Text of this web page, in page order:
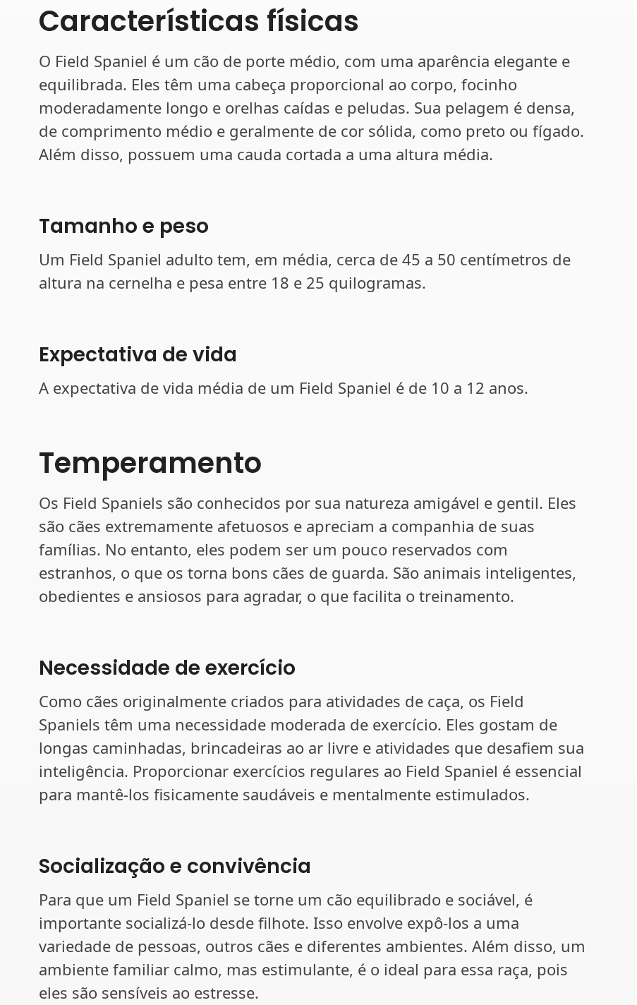
Características físicas
O Field Spaniel é um cão de porte médio, com uma aparência elegante e
equilibrada. Eles têm uma cabeça proporcional ao corpo, focinho
moderadamente longo e orelhas caídas e peludas. Sua pelagem é densa,
de comprimento médio e geralmente de cor sólida, como preto ou fígado.
Além disso, possuem uma cauda cortada a uma altura média.
Tamanho e peso
Um Field Spaniel adulto tem, em média, cerca de 45 a 50 centímetros de
altura na cernelha e pesa entre 18 e 25 quilogramas.
Expectativa de vida
A expectativa de vida média de um Field Spaniel é de 10 a 12 anos.
Temperamento
Os Field Spaniels são conhecidos por sua natureza amigável e gentil. Eles
são cães extremamente afetuosos e apreciam a companhia de suas
famílias. No entanto, eles podem ser um pouco reservados com
estranhos, o que os torna bons cães de guarda. São animais inteligentes,
obedientes e ansiosos para agradar, o que facilita o treinamento.
Necessidade de exercício
Como cães originalmente criados para atividades de caça, os Field
Spaniels têm uma necessidade moderada de exercício. Eles gostam de
longas caminhadas, brincadeiras ao ar livre e atividades que desafiem sua
inteligência. Proporcionar exercícios regulares ao Field Spaniel é essencial
para mantê-los fisicamente saudáveis e mentalmente estimulados.
Socialização e convivência
Para que um Field Spaniel se torne um cão equilibrado e sociável, é
importante socializá-lo desde filhote. Isso envolve expô-los a uma
variedade de pessoas, outros cães e diferentes ambientes. Além disso, um
ambiente familiar calmo, mas estimulante, é o ideal para essa raça, pois
eles são sensíveis ao estresse.